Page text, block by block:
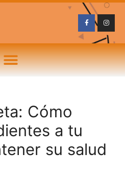
Cómo
a tu
su salud